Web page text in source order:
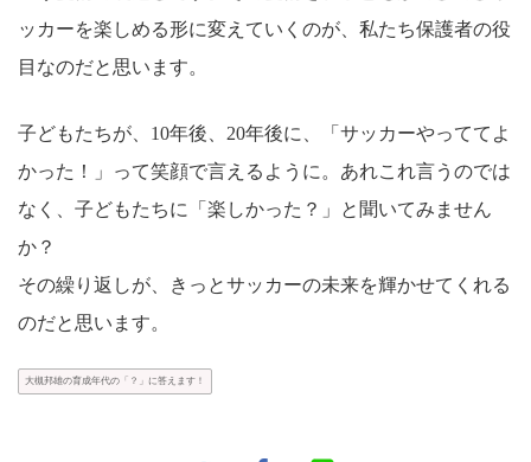
ッカーを楽しめる形に変えていくのが、私たち保護者の役
目なのだと思います。
子どもたちが、10年後、20年後に、「サッカーやっててよ
かった！」って笑顔で言えるように。あれこれ言うのでは
なく、子どもたちに「楽しかった？」と聞いてみません
か？
その繰り返しが、きっとサッカーの未来を輝かせてくれる
のだと思います。
大槻邦雄の育成年代の「？」に答えます！